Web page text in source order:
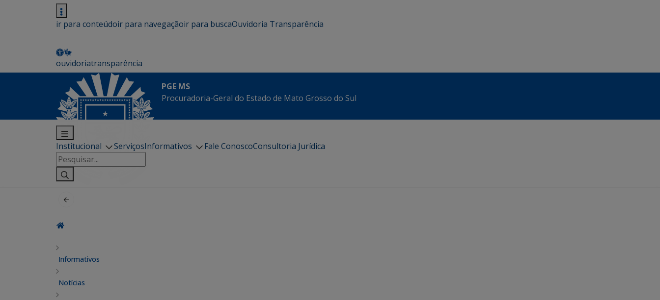
ir para conteúdoir para navegaçãoir para buscaOuvidoria Transparência
ouvidoriatransparência
PGE MS
Procuradoria-Geral do Estado de Mato Grosso do Sul
Institucional ServiçosInformativos Fale ConoscoConsultoria Jurídica
Pesquisar
por:
Informativos
Notícias